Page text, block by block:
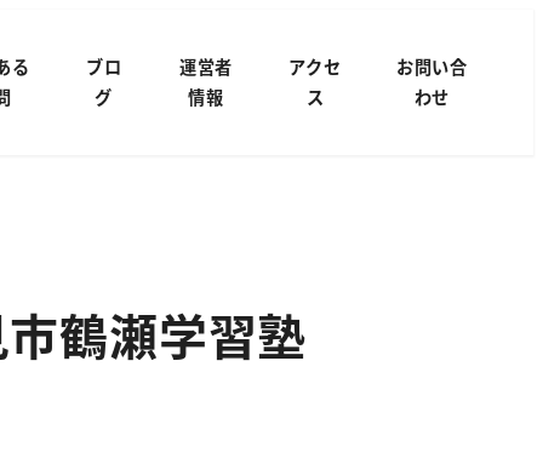
る
ブロ
グ
運営者
情報
アクセ
ス
お問い合
わせ
鶴瀬学習塾